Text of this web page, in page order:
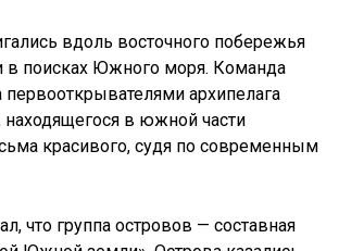
вдоль восточного побережья
поисках Южного моря. Команда
первооткрывателями архипелага
находящегося в южной части
красивого, судя по современным
что группа островов — составная